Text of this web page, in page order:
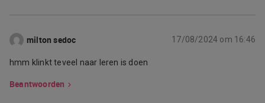
milton sedoc 17/08/2024 om 16:46
hmm klinkt teveel naar leren is doen
Beantwoorden